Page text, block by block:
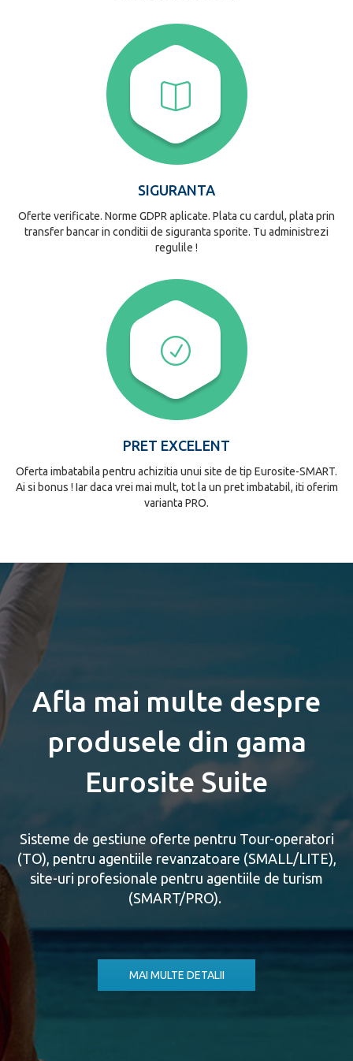
SIGURANTA
Oferte verificate. Norme GDPR aplicate. Plata cu cardul, plata prin
transfer bancar in conditii de siguranta sporite. Tu administrezi
regulile !
PRET EXCELENT
Oferta imbatabila pentru achizitia unui site de tip Eurosite-SMART.
Ai si bonus ! Iar daca vrei mai mult, tot la un pret imbatabil, iti oferim
varianta PRO.
Afla mai multe despre
produsele din gama
Eurosite Suite
Sisteme de gestiune oferte pentru Tour-operatori
(TO), pentru agentiile revanzatoare (SMALL/LITE),
site-uri profesionale pentru agentiile de turism
(SMART/PRO).
MAI MULTE DETALII